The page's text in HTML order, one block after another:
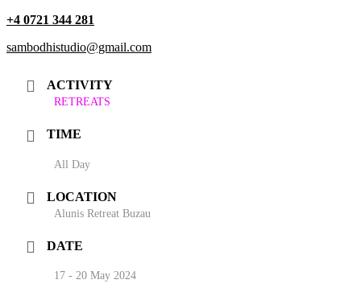
+4 0721 344 281
sambodhistudio@gmail.com
ACTIVITY
RETREATS
TIME
All Day
LOCATION
Alunis Retreat Buzau
DATE
17 - 20 May 2024